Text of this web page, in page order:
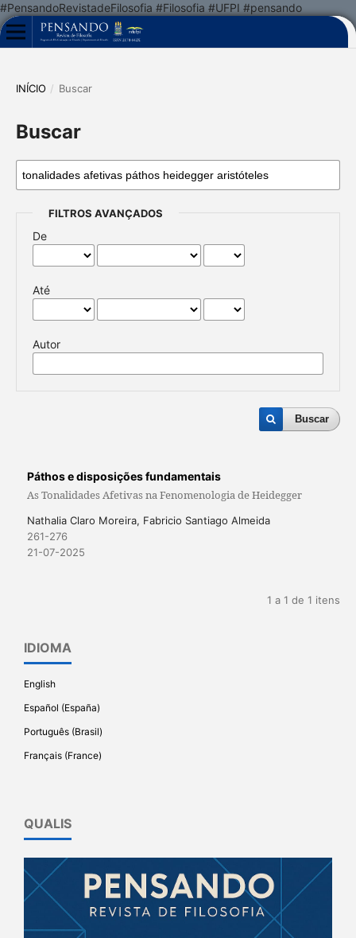
#PensandoRevistadeFilosofia #Filosofia #UFPI #pensando
INÍCIO / Buscar
Buscar
FILTROS AVANÇADOS
De
Até
Autor
Buscar
Páthos e disposições fundamentais
As Tonalidades Afetivas na Fenomenologia de Heidegger
Nathalia Claro Moreira, Fabricio Santiago Almeida
261-276
21-07-2025
1 a 1 de 1 itens
IDIOMA
English
Español (España)
Português (Brasil)
Français (France)
QUALIS